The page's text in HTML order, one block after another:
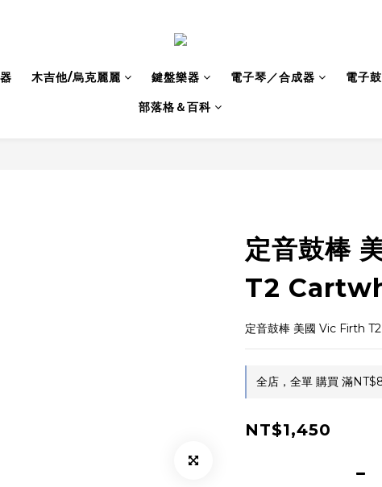
木吉他/烏克麗麗 鍵盤樂器 電子琴／合成器 電子
部落格＆百科
定音鼓棒
T2
定音鼓棒 美國 Vic Firth
全店，全單 購買 滿
NT$1,450